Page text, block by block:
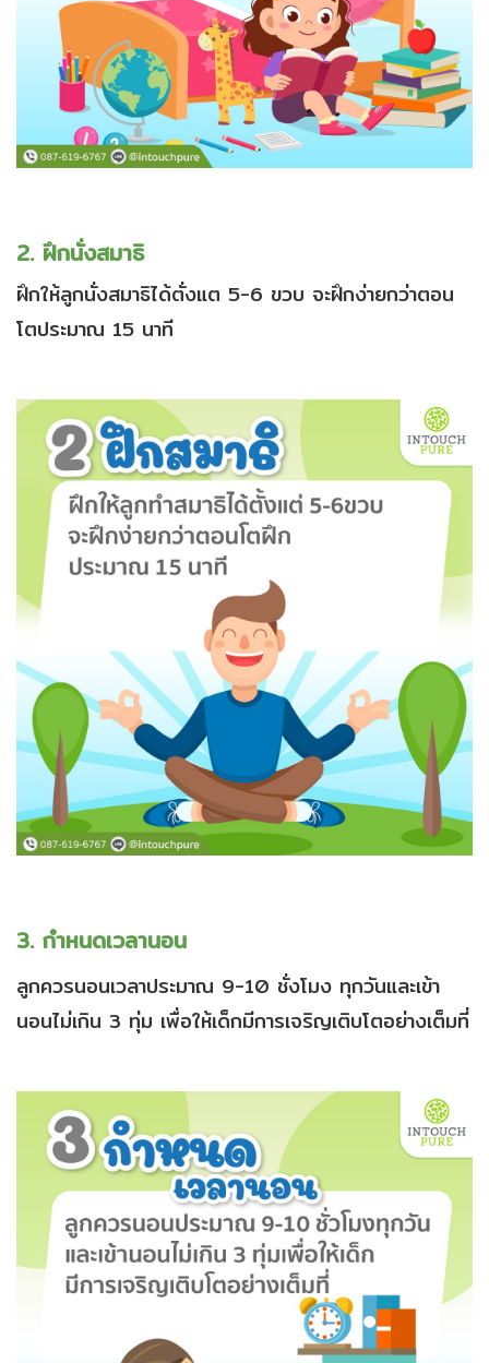
2. ฝึกนั่งสมาธิ
ฝึกให้ลูกนั่งสมาธิได้ตั่งแต 5-6 ขวบ จะฝึกง่ายกว่าตอน
โตประมาณ 15 นาที
3. กำหนดเวลานอน
ลูกควรนอนเวลาประมาณ 9-10 ชั่งโมง ทุกวันและเข้า
นอนไม่เกิน 3 ทุ่ม เพื่อให้เด็กมีการเจริญเติบโตอย่างเต็มที่